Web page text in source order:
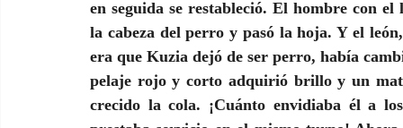
en seguida se restableció. El hombre con
la cabeza del perro y pasó la hoja. Y el
era que Kuzia dejó de ser perro, había
pelaje rojo y corto adquirió brillo y un
crecido la cola. ¡Cuánto envidiaba él a